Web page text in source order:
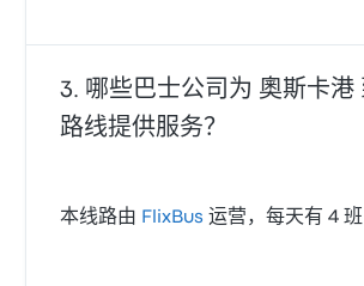
哪些巴士公司为 奧斯卡港
路线提供服务？
本线路由 FlixBus 运营，每天有 4 班